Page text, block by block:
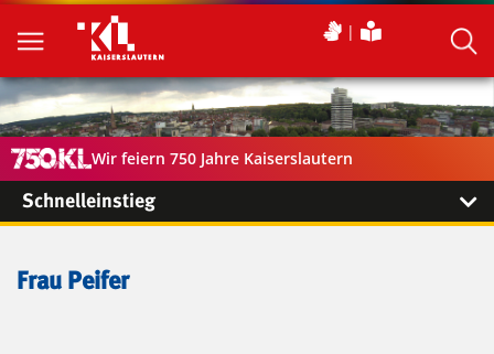
Wir feiern 750 Jahre Kaiserslautern
Schnelleinstieg
Frau Peifer